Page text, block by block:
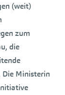
(weit)
zum
die
Die Ministerin